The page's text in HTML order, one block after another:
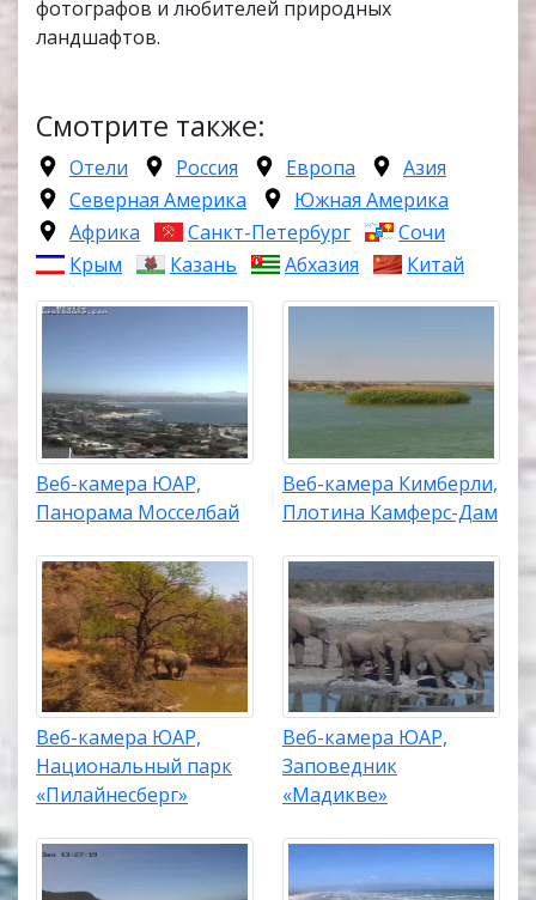
фотографов и любителей природных
ландшафтов.
Смотрите также:
Отели Россия Европа
Азия
Северная Америка
Южная Америка
Африка
Санкт-Петербург
Сочи
Крым
Казань Абхазия Китай
Веб-камера ЮАР,
Панорама Мосселбай
Веб-камера Кимберли,
Плотина Камферс-Дам
Веб-камера ЮАР,
Национальный парк
«Пилайнесберг»
Веб-камера ЮАР,
Заповедник
«Мадикве»